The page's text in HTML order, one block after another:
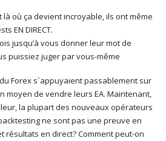
là où ça devient incroyable, ils ont même
EN DIRECT.
jusqu’à vous donner leur mot de
puissiez juger par vous-même
Forex s´appuyaient passablement sur
moyen de vendre leurs EA. Maintenant,
la plupart des nouveaux opérateurs
ne sont pas une preuve en
résultats en direct? Comment peut-on